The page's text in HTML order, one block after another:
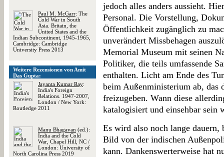
Paul M. McGarr: The
Cold War in South
Asia. Britain, the
United States and the
Indian Subcontinent, 1945-1965,
Cambridge: Cambridge
University Press 2013
Weitere Rezensionen von Amit
Das Gupta:
Jayanta Kumar Ray:
India's Foreign
Relations. 1947-2007,
London / New York:
Routledge 2011
Manu Bhagavan (ed.):
India and the Cold
War, Chapel Hill, NC /
London: University of
North Carolina Press 2019
jedoch alles anders aussieht.
Personal. Die Vorstellung,
Öffentlichkeit zugänglich zu
unverändert Missbehagen
Memorial Museum mit seinen
Politiker, die teils umfassende
enthalten. Licht am Ende des
beim Außenministerium ab, das
freizugeben. Wann diese
katalogisiert und einsehbar sein
Es wird also noch lange
Bild von der indischen
kann. Dankenswerterweise hat